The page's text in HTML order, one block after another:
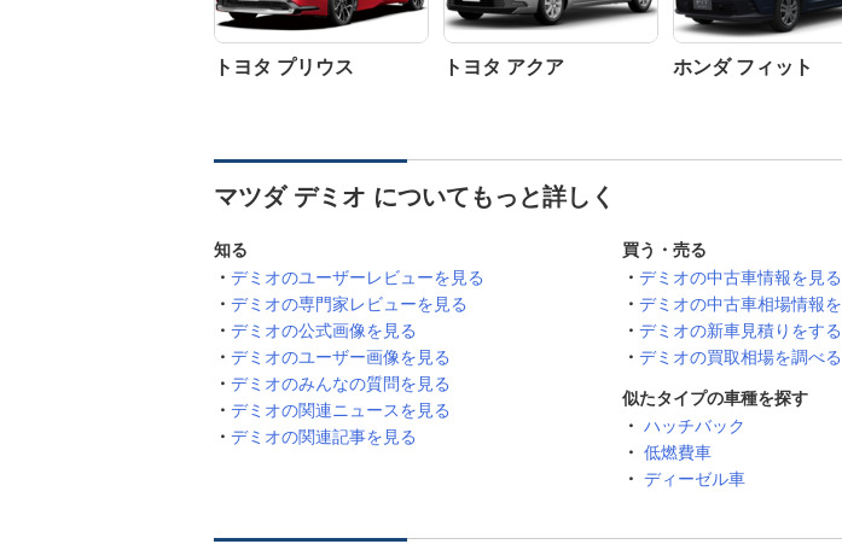
トヨタ プリウス トヨタ アクア ホンダ フィット
マツダ デミオ についてもっと詳しく
知る
デミオのユーザーレビューを見る
デミオの専門家レビューを見る
デミオの公式画像を見る
デミオのユーザー画像を見る
デミオのみんなの質問を見る
デミオの関連ニュースを見る
デミオの関連記事を見る
買う・売る
デミオの中古車情報を見る
デミオの中古車相場情報
デミオの新車見積りをする
デミオの買取相場を調べる
似たタイプの車種を探す
ハッチバック
低燃費車
ディーゼル車